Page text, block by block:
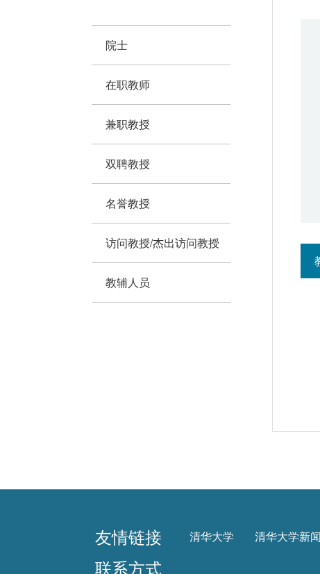
院士
在职教师
兼职教授
双聘教授
名誉教授
访问教授/杰出访问教授
教辅人员
友情链接 清华大学 清华大学新
联系方式